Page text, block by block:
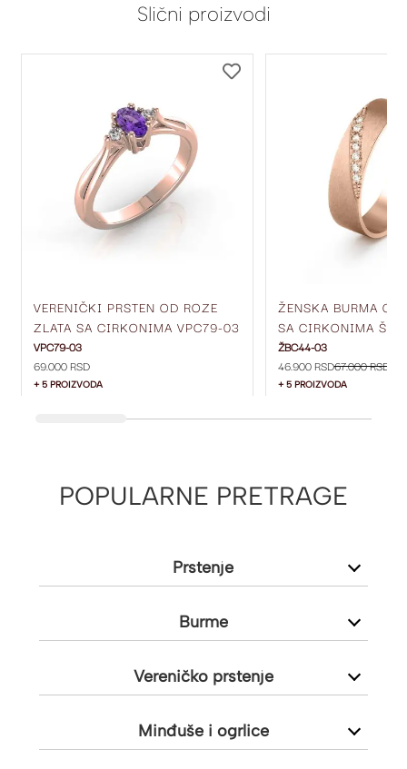
Slični proizvodi
VERENIČKI PRSTEN OD ROZE
ZLATA SA CIRKONIMA VPC79-03
VPC79-03
69.000 RSD
+ 5 PROIZVODA
ŽENSKA BURMA OD
SA CIRKONIMA
ŽBC44-03
ŽBC44-03
46.900 RSD67.000 RSD
+ 5 PROIZVODA
POPULARNE PRETRAGE
Prstenje
Burme
Vereničko prstenje
Minđuše i ogrlice